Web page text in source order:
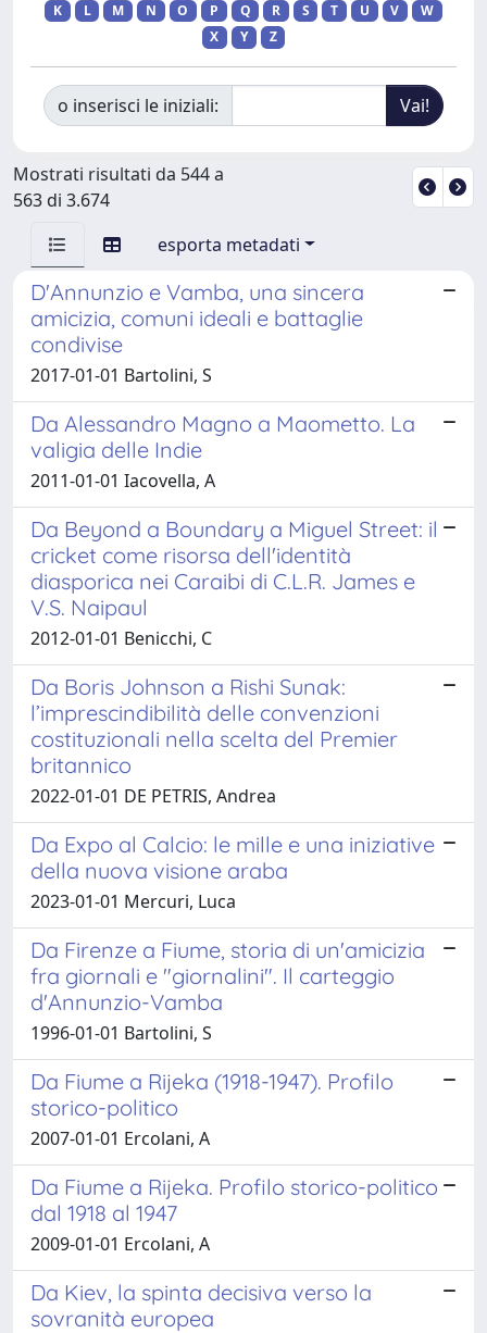
K
L M N O P Q R S T U V
W
X
Y Z
o inserisci le iniziali:
Mostrati risultati da 544 a
563 di 3.674
esporta metadati
D'Annunzio e Vamba, una sincera
amicizia, comuni ideali e battaglie
condivise
2017-01-01 Bartolini, S
Da Alessandro Magno a Maometto. La
valigia delle Indie
2011-01-01 Iacovella, A
Da Beyond a Boundary a Miguel Street: il
cricket come risorsa dell'identità
diasporica nei Caraibi di C.L.R. James e
V.S. Naipaul
2012-01-01 Benicchi, C
Da Boris Johnson a Rishi Sunak:
l’imprescindibilità delle convenzioni
costituzionali nella scelta del Premier
britannico
2022-01-01 DE PETRIS, Andrea
Da Expo al Calcio: le mille e una iniziative
della nuova visione araba
2023-01-01 Mercuri, Luca
Da Firenze a Fiume, storia di un'amicizia
fra giornali e "giornalini". Il carteggio
d'Annunzio-Vamba
1996-01-01 Bartolini, S
Da Fiume a Rijeka (1918-1947). Profilo
storico-politico
2007-01-01 Ercolani, A
Da Fiume a Rijeka. Profilo storico-politico
dal 1918 al 1947
2009-01-01 Ercolani, A
Da Kiev, la spinta decisiva verso la
sovranità europea